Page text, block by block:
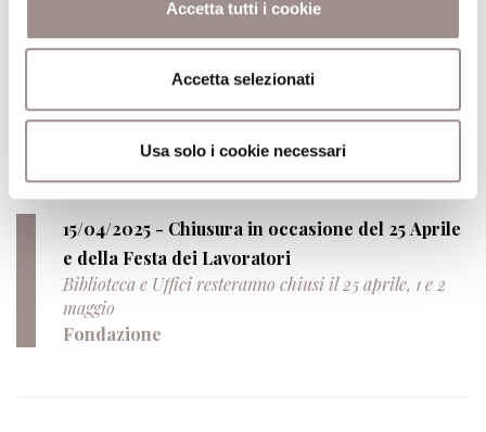
Accetta tutti i cookie
Accetta selezionati
Usa solo i cookie necessari
28/04/2025 - Torna FilosoFare
4 ai 10 anni al Castello dei Ragazzi di Carpi
Filosofia con i bambini
15/04/2025 - Chiusura in occasione del 25 Aprile
e della Festa dei Lavoratori
Biblioteca e Uffici resteranno chiusi il 25 aprile, 1 e 2
maggio
Fondazione